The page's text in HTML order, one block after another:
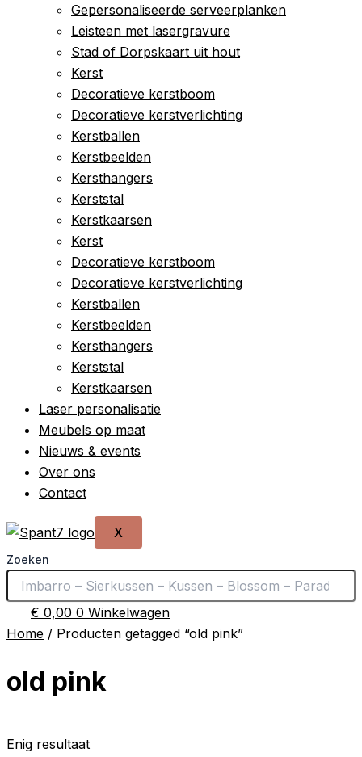
Gepersonaliseerde serveerplanken
Leisteen met lasergravure
Stad of Dorpskaart uit hout
Kerst
Decoratieve kerstboom
Decoratieve kerstverlichting
Kerstballen
Kerstbeelden
Kersthangers
Kerststal
Kerstkaarsen
Kerst
Decoratieve kerstboom
Decoratieve kerstverlichting
Kerstballen
Kerstbeelden
Kersthangers
Kerststal
Kerstkaarsen
Laser personalisatie
Meubels op maat
Nieuws & events
Over ons
Contact
X
Zoeken
€ 0,00 0 Winkelwagen
Home / Producten getagged “old pink”
old pink
Enig resultaat